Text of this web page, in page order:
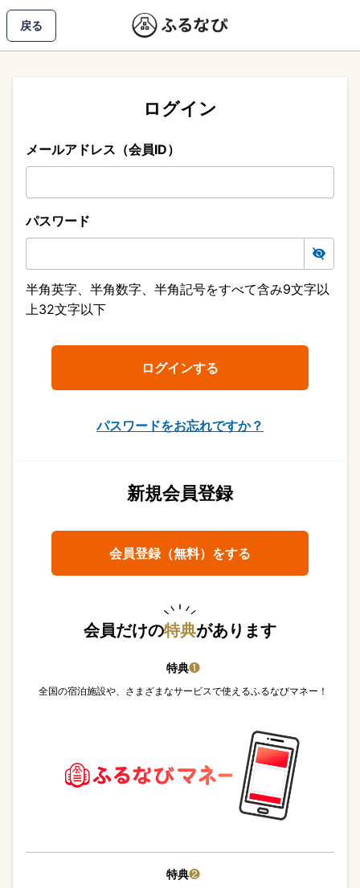
戻る
ログイン
メールアドレス（会員ID）
パスワード
半角英字、半角数字、半角記号をすべて含み9文字以
上32文字以下
パスワードをお忘れですか？
新規会員登録
会員登録（無料）をする
会員だけの特典があります
特典❶
全国の宿泊施設や、さまざまなサービスで使えるふるなびマネー！
特典❷